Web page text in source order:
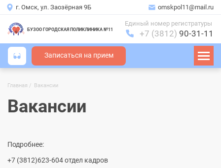
г. Омск, ул. Заозёрная 9Б omskpol11@mail.ru
БУЗОО ГОРОДСКАЯ ПОЛИКЛИНИКА №11
Единый номер регистратуры
+7 (3812) 90-31-11
Записаться на прием
Строка
навигации
Главная Вакансии
Вакансии
Подробнее:
+7 (3812)623-604 отдел кадров